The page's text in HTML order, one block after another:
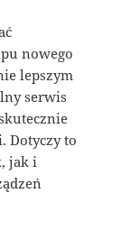
nowego
lepszym
serwis
Dotyczy to
jak i